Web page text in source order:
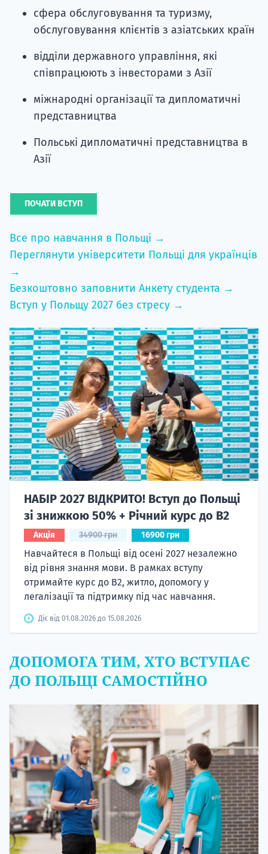
сфера обслуговування та туризму,
обслуговування клієнтів з азіатських країн
відділи державного управління, які
співпрацюють з інвесторами з Азії
міжнародні організації та дипломатичні
представництва
Польські дипломатичні представництва в
Азії
ПОЧАТИ ВСТУП
Все про навчання в Польщі →
Переглянути університети Польщі для українців
→
Безкоштовно заповнити Анкету студента →
Вступ у Польщу 2027 без стресу →
НАБІР 2027 ВІДКРИТО! Вступ до Польщі
зі знижкою 50% + Річний курс до B2
Акція 34900 грн 16900 грн
Навчайтеся в Польщі від осені 2027 незалежно
від рівня знання мови. В рамках вступу
отримайте курс до B2, житло, допомогу у
легалізації та підтримку під час навчання.
Діє від 01.08.2026 до 15.08.2026
ДОПОМОГА ТИМ, ХТО ВСТУПАЄ
ДО ПОЛЬЩІ САМОСТІЙНО